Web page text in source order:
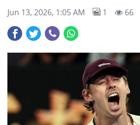
Jun 13, 2026, 1:05 AM 1 66